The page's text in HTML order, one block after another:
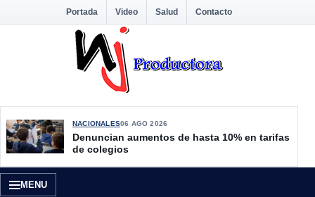
Portada Video Salud Contacto
NACIONALES06 AGO 2026
Denuncian aumentos de hasta 10% en tarifas
de colegios
MENU